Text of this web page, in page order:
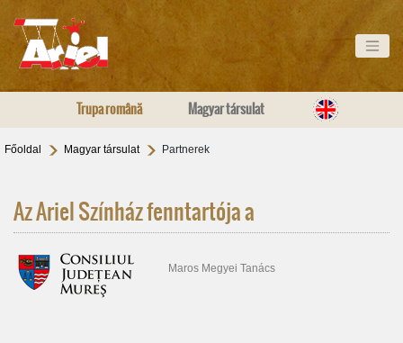
Trupa română Magyar társulat
Főoldal Magyar társulat Partnerek
Az Ariel Színház fenntartója a
Maros Megyei Tanács